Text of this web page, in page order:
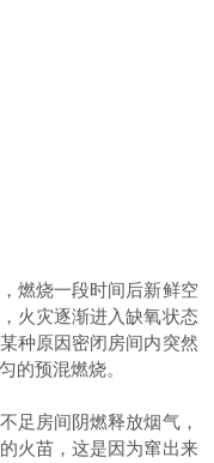
燃烧一段时间后新鲜空
火灾逐渐进入缺氧状态
种原因密闭房间内突然
的预混燃烧。
足房间阴燃释放烟气，
火苗，这是因为窜出来